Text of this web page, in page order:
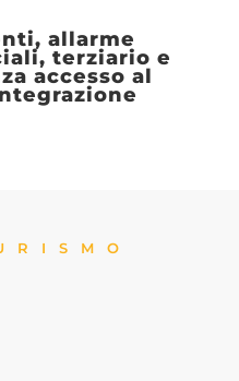
allarme
terziario e
accesso al